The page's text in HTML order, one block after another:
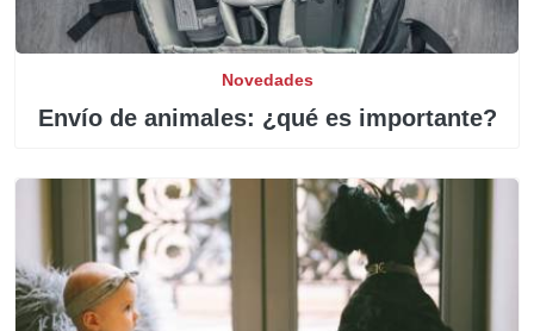
Novedades
Envío de animales: ¿qué es importante?